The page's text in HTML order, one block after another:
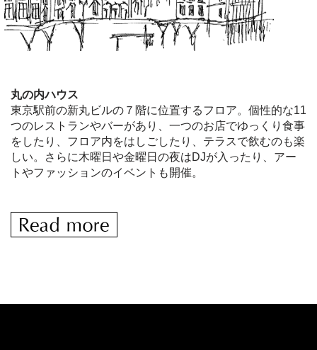
丸の内ハウス
東京駅前の新丸ビルの７階に位置するフロア。個性的な11
つのレストランやバーがあり、一つのお店でゆっくり食事
をしたり、フロア内をはしごしたり、テラスで飲むのも楽
しい。さらに木曜日や金曜日の夜はDJが入ったり、アー
トやファッションのイベントも開催。